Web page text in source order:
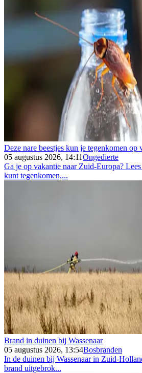
Deze nare beestjes kun je tegenkomen
05 augustus 2026, 14:11Ongedierte
Ga je op vakantie naar Zuid-Europa?
kunt tegenkomen,...
Brand in duinen bij Wassenaar
05 augustus 2026, 13:54Bosbranden
In de duinen bij Wassenaar in Zuid-
brand uitgebrok...